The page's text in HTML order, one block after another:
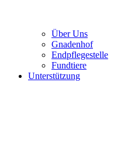
Über Uns
Gnadenhof
Endpflegestelle
Fundtiere
Unterstützung